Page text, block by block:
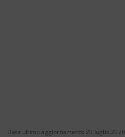
Data ultimo aggiornamento 20 luglio 2026